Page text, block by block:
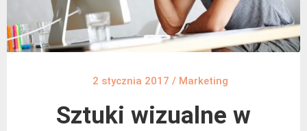
2 stycznia 2017 / Marketing
Sztuki wizualne w